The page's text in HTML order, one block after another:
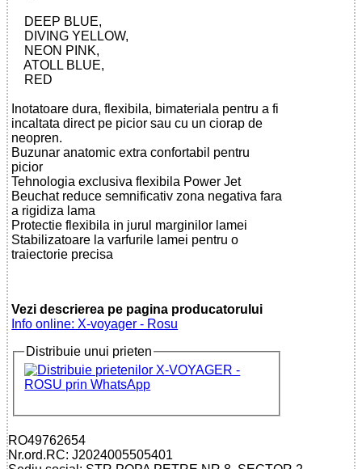
DEEP BLUE,
DIVING YELLOW,
NEON PINK,
ATOLL BLUE,
RED
Inotatoare dura, flexibila, bimateriala pentru a fi
incaltata direct pe picior sau cu un ciorap de
neopren.
Buzunar anatomic extra confortabil pentru
picior
Tehnologia exclusiva flexibila Power Jet
Beuchat reduce semnificativ zona negativa fara
a rigidiza lama
Protectie flexibila in jurul marginilor lamei
Stabilizatoare la varfurile lamei pentru o
traiectorie precisa
Vezi descrierea pe pagina producatorului
Info online: X-voyager - Rosu
Distribuie unui prieten
RO49762654
Nr.ord.RC: J2024005505401